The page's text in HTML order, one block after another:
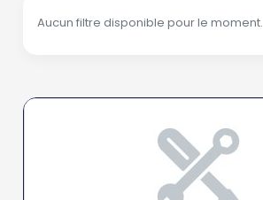
Aucun filtre disponible pour le moment.